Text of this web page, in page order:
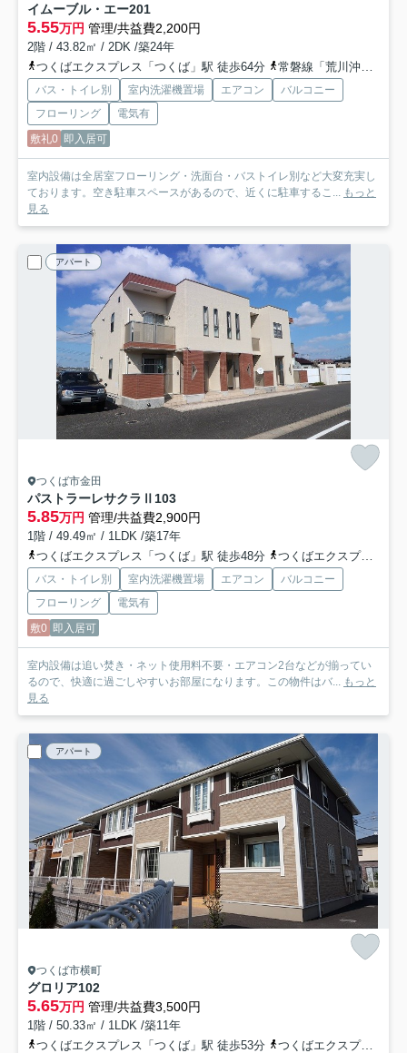
イムーブル・エー201
5.55万円 管理/共益費2,200円
2階 / 43.82㎡ / 2DK /築24年
つくばエクスプレス「つくば」駅 徒歩64分
常磐線「荒川沖」駅 徒歩59分
バス・トイレ別 室内洗濯機置場 エアコン
バルコニー
フローリング
電気有
敷礼0 即入居可
室内設備は全居室フローリング・洗面台・バストイレ別など大変充実し
ております。空き駐車スペースがあるので、近くに駐車するこ...
もっと
見る
アパート
つくば市金田
パストラーレサクラⅡ 103
5.85万円 管理/共益費2,900円
1階 / 49.49㎡ / 1LDK /築17年
つくばエクスプレス「つくば」駅 徒歩48分
つくばエクスプレス「研究学園」駅 徒歩88分
バス・トイレ別 室内洗濯機置場 エアコン
バルコニー
フローリング
電気有
敷0 即入居可
室内設備は追い焚き・ネット使用料不要・エアコン2台などが揃ってい
るので、快適に過ごしやすいお部屋になります。この物件はバ...
もっと
見る
アパート
つくば市横町
グロリア102
5.65万円 管理/共益費3,500円
1階 / 50.33㎡ / 1LDK /築11年
つくばエクスプレス「つくば」駅 徒歩53分
つくばエクスプレス「研究学園」駅 徒歩93分